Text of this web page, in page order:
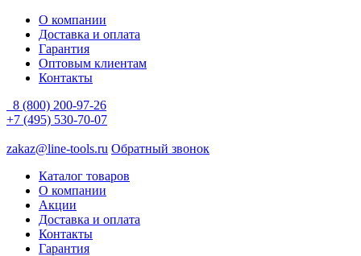
О компании
Доставка и оплата
Гарантия
Оптовым клиентам
Контакты
8 (800) 200-97-26
+7 (495) 530-70-07
zakaz@line-tools.ru Обратный звонок
Каталог товаров
О компании
Акции
Доставка и оплата
Контакты
Гарантия